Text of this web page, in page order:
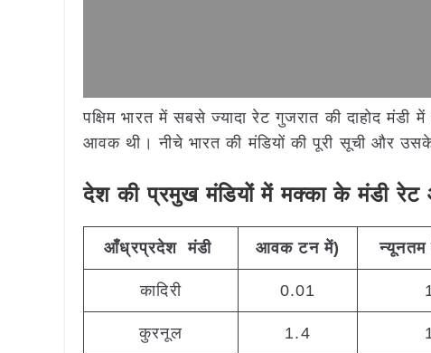
पक्षिम भारत में सबसे ज्यादा रेट गुजरात की दाहोद
आवक थी। नीचे भारत की मंडियों की पूरी सूची और
देश की प्रमुख मंडियों में मक्का के मंडी रेट
आँध्रप्रदेश मंडी आवक टन में) न्यूनतम
कादिरी 0.01
कुरनूल 1.4